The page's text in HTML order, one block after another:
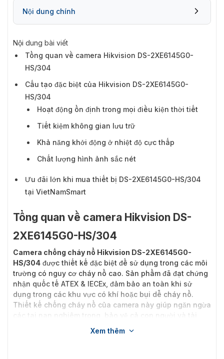
Nội dung chính
Cấu tạo đặc biệt của Hikvision DS-
Nội dung bài viết
Tổng quan về camera Hikvision DS-2XE6145G0-
HS/304
Cấu tạo đặc biệt của Hikvision DS-2XE6145G0-
HS/304
Hoạt động ổn định trong mọi điều kiện thời tiết
Tiết kiệm không gian lưu trữ
Khả năng khởi động ở nhiệt độ cực thấp
Chất lượng hình ảnh sắc nét
Ưu đãi lớn khi mua thiết bị DS-2XE6145G0-HS/304
tại VietNamSmart
Tổng quan về camera Hikvision DS-
2XE6145G0-HS/304
Camera chống cháy nổ Hikvision DS-2XE6145G0-
HS/304 được thiết kế đặc biệt để sử dụng trong các môi
trường có nguy cơ cháy nổ cao. Sản phẩm đã đạt chứng
nhận quốc tế ATEX & IECEx, đảm bảo an toàn khi sử
dụng trong các khu vực có khí hoặc bụi dễ cháy nổ.
Thiết kế chống cháy nổ của camera này giúp ngăn ngừa
các tai nạn nghiêm trọng, bảo vệ cả con người và tài
Xem thêm